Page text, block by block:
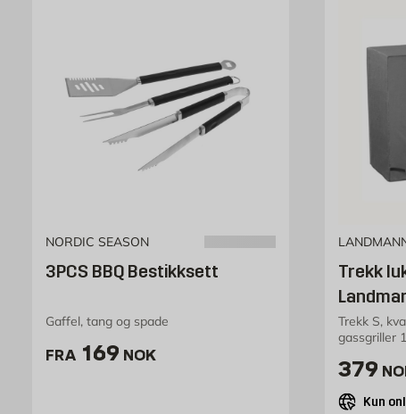
NORDIC SEASON
3PCS BBQ Bestikksett
Gaffel, tang og spade
FRA Pris 169 NOK /stk
169 NOK
Trekk
Trekk S,
gassgriller
Pris
379
Kun